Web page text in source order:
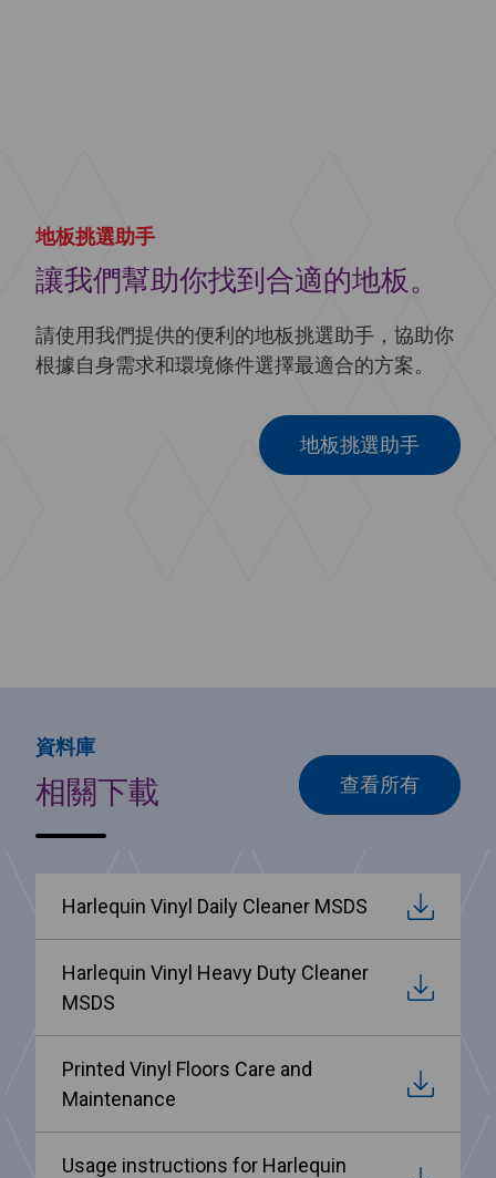
地板挑選助手
讓我們幫助你找到合適的地板。
請使用我們提供的便利的地板挑選助手，協助你
根據自身需求和環境條件選擇最適合的方案。
地板挑選助手
資料庫
相關下載 查看所有
Harlequin Vinyl Daily Cleaner MSDS
Harlequin Vinyl Heavy Duty Cleaner
MSDS
Printed Vinyl Floors Care and
Maintenance
Usage instructions for Harlequin